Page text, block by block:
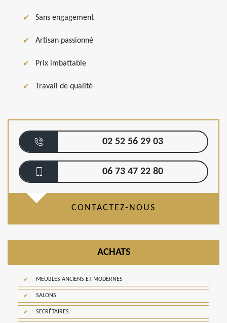
Sans engagement
Artisan passionné
Prix imbattable
Travail de qualité
02 52 56 29 03
06 73 47 22 80
CONTACTEZ-NOUS
ACHATS
MEUBLES ANCIENS ET MODERNES
SALONS
SECRÉTAIRES